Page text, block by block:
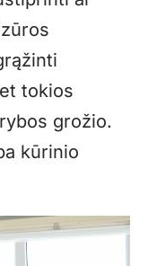
tokios
grožio.
kūrinio